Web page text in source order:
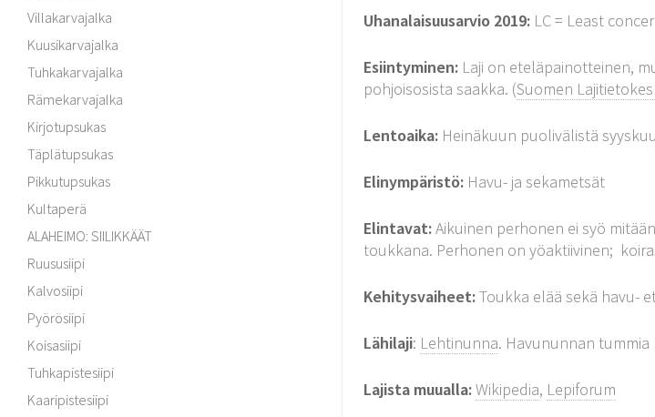
Villakarvajalka
Kuusikarvajalka
Tuhkakarvajalka
Rämekarvajalka
Kirjotupsukas
Täplätupsukas
Pikkutupsukas
Kultaperä
ALAHEIMO: SIILIKKÄÄT
Ruususiipi
Kalvosiipi
Pyörösiipi
Koisasiipi
Tuhkapistesiipi
Kaaripistesiipi
Uhanalaisuusarvio 2019: LC = Least
Esiintyminen: Laji on eteläpainotteinen,
pohjoisosista saakka. (Suomen
Lentoaika: Heinäkuun puolivälistä
Elinympäristö: Havu- ja sekametsät
Elintavat:Aikuinen perhonen ei syö
toukkana. Perhonen on yöaktiivinen;
Kehitysvaiheet:Toukka elää sekä havu-
Lähilaji: Lehtinunna. Havununnan
Lajista muualla:Wikipedia, Lepiforum